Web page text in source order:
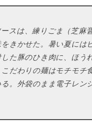
スは、練りごま（芝麻
きかせた。暑い夏には
た豚のひき肉に、ほ
だわりの麺はモチモ
。外袋のまま電子レン